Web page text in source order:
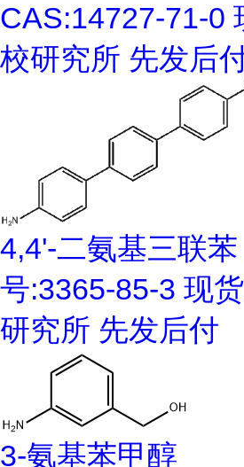
CAS:14727-71-0
校研究所 先发后
4,4'-二氨基三联
号:3365-85-3 现
研究所 先发后付
3-氨基苯甲醇